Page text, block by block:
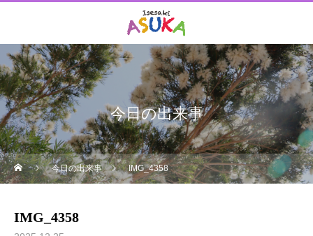
今日の出来事
今日の出来事 IMG_4358
IMG_4358